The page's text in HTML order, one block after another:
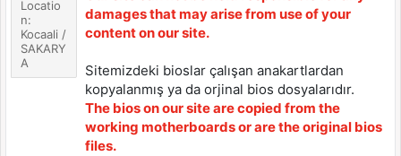
Locatio
n:
Kocaali /
SAKARY
A
damages that may arise from use of your
content on our site.
Sitemizdeki bioslar çalışan anakartlardan
kopyalanmış ya da orjinal bios dosyalarıdır.
The bios on our site are copied from the
working motherboards or are the original bios
files.